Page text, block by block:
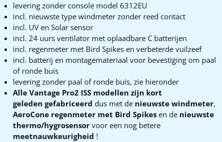
levering zonder console model 6312EU
incl. nieuwste type windmeter zonder reed contact
incl. UV en Solar sensor
incl. 24 uurs ventilator met oplaadbare C batterijen
incl. regenmeter met Bird Spikes en verbeterde vuilzeef
incl. batterij en montagemateriaal voor bevestiging om paal
of ronde buis
levering zonder paal of ronde buis, zie hieronder
Alle Vantage Pro2 ISS modellen zijn kort
geleden gefabriceerd dus met de nieuwste windmeter,
AeroCone regenmeter met Bird Spikes en de nieuwste
thermo/hygrosensor voor een nog betere
meetnauwkeurigheid !